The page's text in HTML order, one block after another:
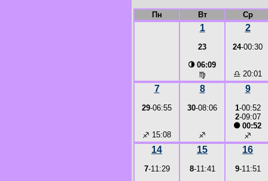
Пн Вт Ср
1
23
◑06:09
♍
2
24-00:30
♎ 20:01
7
29-06:55
♐ 15:08
8
30-08:06
♐
9
1-00:52
2-09:07
●00:52
♐
14
7-11:29
15
8-11:41
16
9-11:51